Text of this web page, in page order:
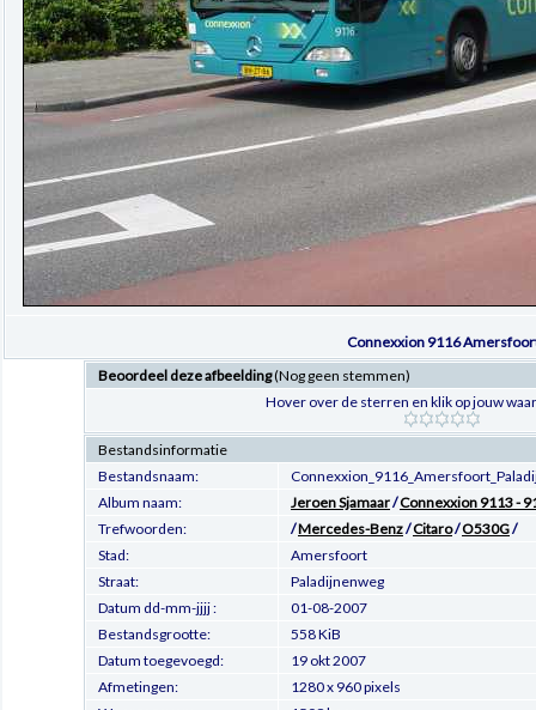
Connexxion 9116
Beoordeel deze afbeelding(Nog geen stemmen)
Hover over de sterren en klik op jouw
Bestandsinformatie
Bestandsnaam:
Album naam:
Jeroen Sjamaar/Connexxion 9113 -
Trefwoorden:
/Mercedes-Benz/Citaro/O530G/
Stad:
Amersfoort
Straat:
Paladijnenweg
Datum dd-mm-jjjj :
01-08-2007
Bestandsgrootte:
558 KiB
Datum toegevoegd:
19 okt 2007
Afmetingen:
1280 x 960 pixels